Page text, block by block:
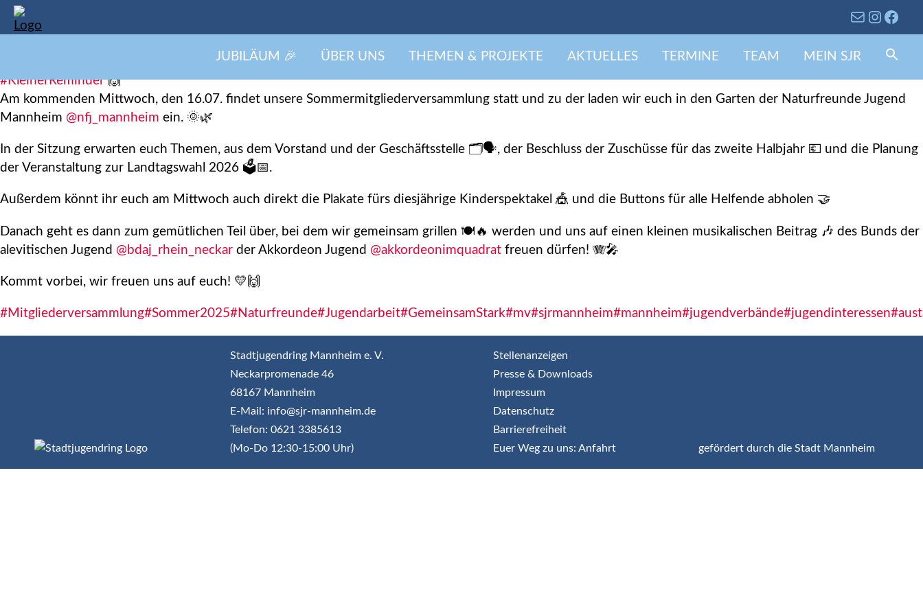
JUBILÄUM 🎉 ÜBER UNS THEMEN & PROJEKTE AKTUELLES TERMINE TEAM MEIN SJR
Mitgliederversammlung am 16.07.25
#KleinerReminder🙌
Am kommenden Mittwoch, den 16.07. findet unsere Sommermitgliederversammlung statt und zu der laden wir euch in den Garten der Naturfreunde Jugend
Mannheim @nfj_mannheim ein. 🌞🌿
In der Sitzung erwarten euch Themen, aus dem Vorstand und der Geschäftsstelle 🗂️🗣️, der Beschluss der Zuschüsse für das zweite Halbjahr 💶 und die Planung
der Veranstaltung zur Landtagswahl 2026 🗳️📅.
Außerdem könnt ihr euch am Mittwoch auch direkt die Plakate fürs diesjährige Kinderspektakel 🎪 und die Buttons für alle Helfende abholen 🤝
Danach geht es dann zum gemütlichen Teil über, bei dem wir gemeinsam grillen 🍽️🔥 werden und uns auf einen kleinen musikalischen Beitrag 🎶 des Bunds der
alevitischen Jugend @bdaj_rhein_neckar der Akkordeon Jugend @akkordeonimquadrat freuen dürfen! 🪗🎤
Kommt vorbei, wir freuen uns auf euch! 💛🙌
#Mitgliederversammlung#Sommer2025#Naturfreunde#Jugendarbeit#GemeinsamStark#mv#sjrmannheim#mannheim#jugendverbände#jugendinteressen
Stadtjugendring Mannheim e. V.
Neckarpromenade 46
68167 Mannheim
E-Mail: info@sjr-mannheim.de
Telefon: 0621 3385613
(Mo-Do 12:30-15:00 Uhr)
Stellenanzeigen
Presse & Downloads
Impressum
Datenschutz
Barrierefreiheit
Euer Weg zu uns: Anfahrt
gefördert durch die Stadt Mannheim